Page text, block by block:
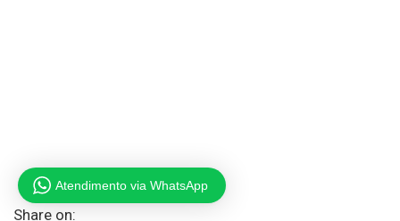
Share on:
Atendimento via WhatsApp